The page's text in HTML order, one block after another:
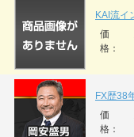
KAI流イ
価
格：
FX歴38
価
格：